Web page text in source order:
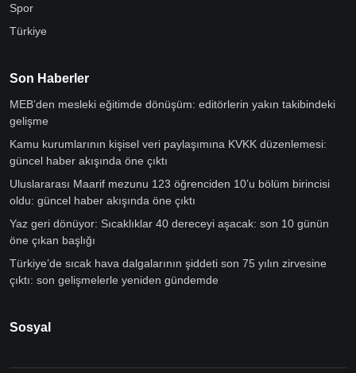
Spor
Türkiye
Son Haberler
MEB’den mesleki eğitimde dönüşüm: editörlerin yakın takibindeki
gelişme
Kamu kurumlarının kişisel veri paylaşımına KVKK düzenlemesi:
güncel haber akışında öne çıktı
Uluslararası Maarif mezunu 123 öğrenciden 10’u bölüm birincisi
oldu: güncel haber akışında öne çıktı
Yaz geri dönüyor: Sıcaklıklar 40 dereceyi aşacak: son 10 günün
öne çıkan başlığı
Türkiye’de sıcak hava dalgalarının şiddeti son 75 yılın zirvesine
çıktı: son gelişmelerle yeniden gündemde
Sosyal